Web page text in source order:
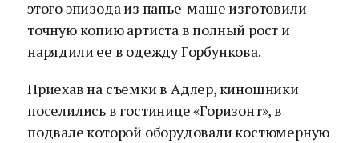
этого эпизода из папье-маше изготовили
точную копию артиста в полный рост и
нарядили ее в одежду Горбункова.
Приехав на съемки в Адлер, киношники
поселились в гостинице «Горизонт», в
подвале которой оборудовали костюмерную